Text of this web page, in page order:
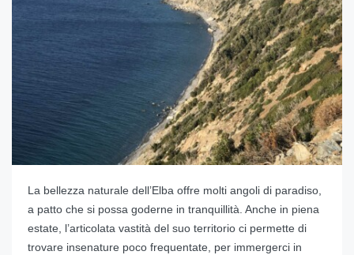
La bellezza naturale dell’Elba offre molti angoli di paradiso,
a patto che si possa goderne in tranquillità. Anche in piena
estate, l’articolata vastità del suo territorio ci permette di
trovare insenature poco frequentate, per immergerci in